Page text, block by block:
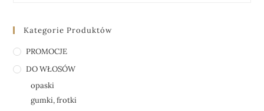
Kategorie Produktów
PROMOCJE
DO WŁOSÓW
opaski
gumki, frotki